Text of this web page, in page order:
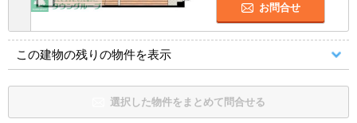
お問合せ
この建物の残りの物件を表示
選択した物件をまとめて問合せる